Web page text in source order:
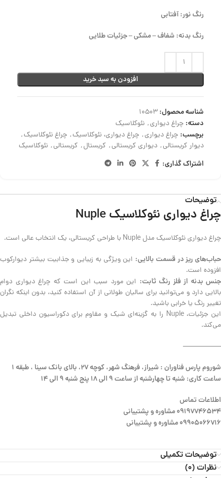
رنگ نور: آفتابی
رنگ بدنه: شفاف – مشکی – جزئیات طلایی
افزودن به سبد خرید
شناسه محصول:10503
دسته: چراغ دیواری, نئوکلاسیک
برچسب: چراغ دیواری, چراغ دیواری، نئوکلاسیک, چراغ نئوکلاسیک,
دیوار کریستالی, دیواری کریستالی, کریستال, کریستالی, نئوکلاسیک
اشتراک گذاری:
توضیحات
چراغ دیواری نئوکلاسیک Nuple
چراغ دیواری نئوکلاسیک مدل Nuple با طراحی کریستالی، یک انتخاب عالی است.
حباب‌های ریز در قسمت بالایی: این ویژگی به زیبایی و جذابیت بیشتر دیوارکوب
افزوده است.
جنس بدنه از فلز رنگ ثابت: این مورد سبب این است که چراغ دیواری دوام
بالایی دارد و می‌توانید برای سالیان طولانی از آن استفاده کنید، بدون اینکه نگران
تغییر رنگ یا خرابی باشید.
این جزئیات، Nuple را به گزینه‌ای شیک و مقاوم برای دکوراسیون داخلی تبدیل
می‌کند.
—————–
شوروم پارس فناوران : شیراز، فرهنگ شهر، کوچه 27، بالای بانک سینا ، طبقه 1
ساعت کاری: شنبه تا چهارشنبه از ساعت 9 الی 18 پنج شنبه 9 الی 14
اطلاعات تماس
09197746534 مشاوره و پشتیبانی
09905066716 مشاوره و پشتیبانی
توضیحات تکمیلی
نظرات (0)